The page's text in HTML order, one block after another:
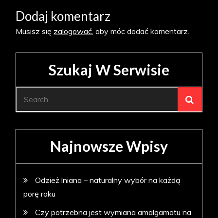
Dodaj komentarz
Musisz się zalogować, aby móc dodać komentarz.
Szukaj W Serwisie
Najnowsze Wpisy
Odzież lniana – naturalny wybór na każdą
porę roku
Czy potrzebna jest wymiana amalgamatu na